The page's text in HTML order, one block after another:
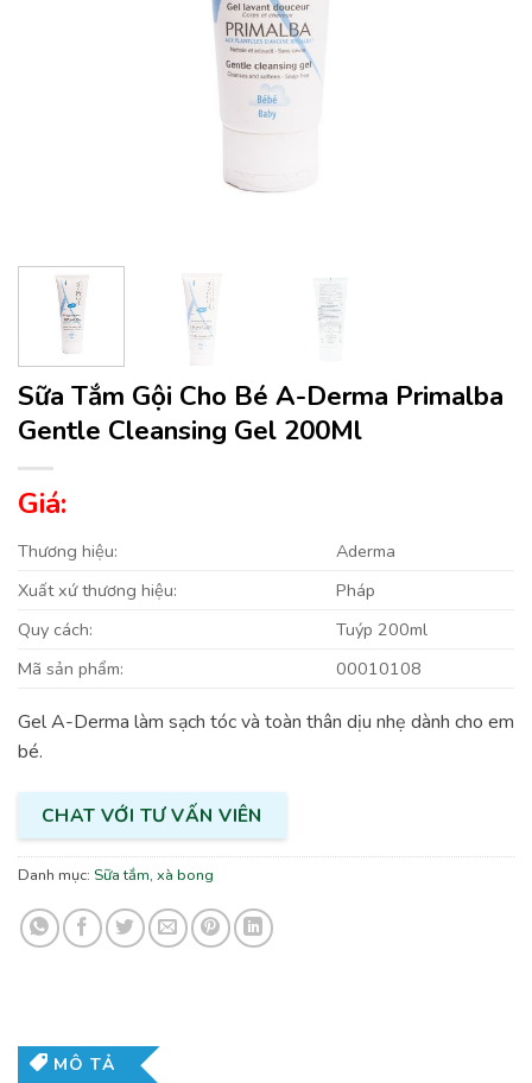
Sữa Tắm Gội Cho Bé A-Derma Primalba
Gentle Cleansing Gel 200Ml
Giá:
Thương hiệu:
Aderma
Xuất xứ thương hiệu:
Pháp
Quy cách:
Tuýp 200ml
Mã sản phẩm:
00010108
Gel A-Derma làm sạch tóc và toàn thân dịu nhẹ dành cho em
bé.
CHAT VỚI TƯ VẤN VIÊN
Danh mục: Sữa tắm, xà bong
MÔ TẢ